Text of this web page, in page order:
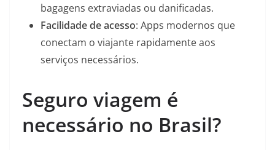
bagagens extraviadas ou danificadas.
Facilidade de acesso: Apps modernos que
conectam o viajante rapidamente aos
serviços necessários.
Seguro viagem é
necessário no Brasil?